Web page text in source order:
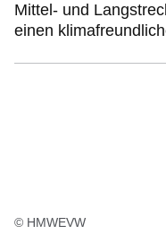
Mittel- und
einen
© HMWEVW